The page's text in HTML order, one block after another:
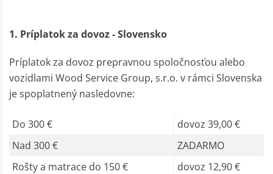
1. Príplatok za dovoz - Slovensko
Príplatok za dovoz prepravnou spoločnosťou alebo
vozidlami Wood Service Group, s.r.o. v rámci Slovenska
je spoplatnený nasledovne:
Do 300 €
dovoz 39,00 €
Nad 300 €
ZADARMO
Rošty a matrace do 150 €
dovoz 12,90 €